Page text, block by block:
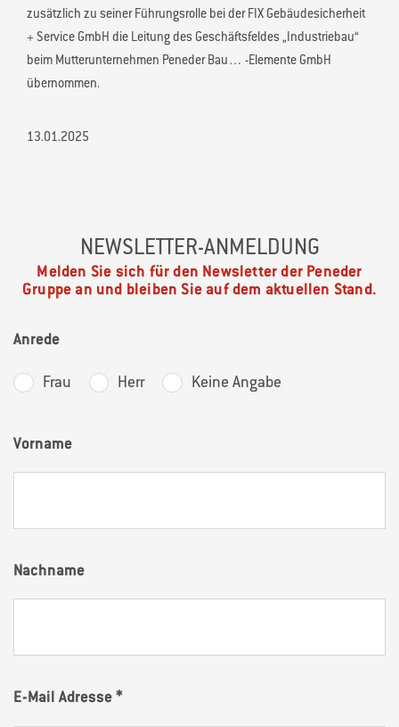
zusätzlich zu seiner Führungsrolle bei der FIX Gebäudesicherheit
+ Service GmbH die Leitung des Geschäftsfeldes „Industriebau“
beim Mutterunternehmen Peneder Bau… -Elemente GmbH
übernommen.
13.01.2025
NEWSLETTER-ANMELDUNG
Melden Sie sich für den Newsletter der Peneder
Gruppe an und bleiben Sie auf dem aktuellen Stand.
Anrede
Frau Herr Keine Angabe
Vorname
Nachname
E-Mail Adresse*